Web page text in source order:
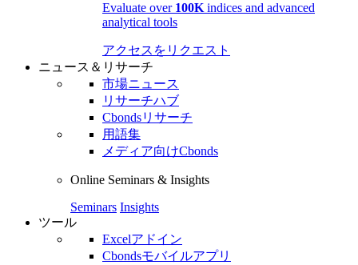
Evaluate over 100K indices and advanced
analytical tools
アクセスをリクエスト
ニュース＆リサーチ
市場ニュース
リサーチハブ
Cbondsリサーチ
用語集
メディア向けCbonds
Online Seminars & Insights
Seminars Insights
ツール
Excelアドイン
Cbondsモバイルアプリ